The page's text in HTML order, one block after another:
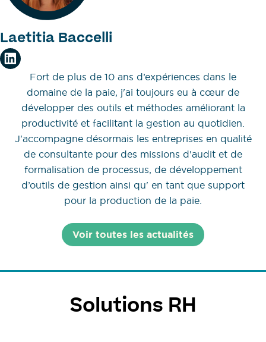
Laetitia Baccelli
Fort de plus de 10 ans d’expériences dans le
domaine de la paie, j'ai toujours eu à cœur de
développer des outils et méthodes améliorant la
productivité et facilitant la gestion au quotidien.
J'accompagne désormais les entreprises en qualité
de consultante pour des missions d'audit et de
formalisation de processus, de développement
d’outils de gestion ainsi qu' en tant que support
pour la production de la paie.
Voir toutes les actualités
Solutions RH